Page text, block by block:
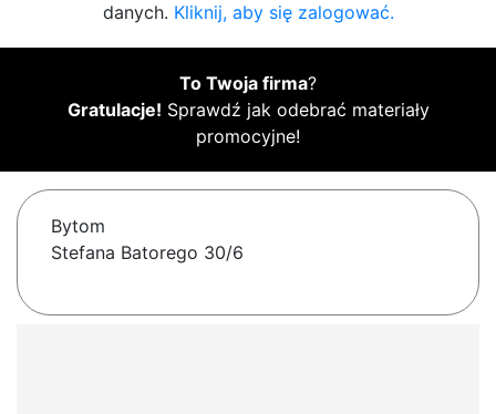
danych. Kliknij, aby się zalogować.
To Twoja firma?
Gratulacje! Sprawdź jak odebrać materiały
promocyjne!
Bytom
Stefana Batorego 30/6